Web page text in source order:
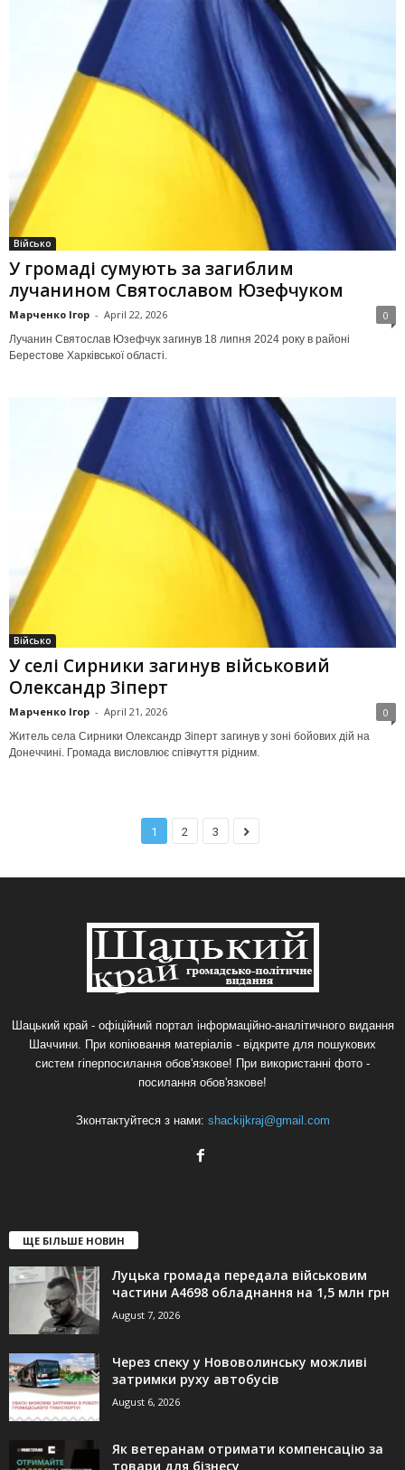
Військо
У громаді сумують за загиблим
лучанином Святославом Юзефчуком
Марченко Ігор - April 22, 2026 0
Лучанин Святослав Юзефчук загинув 18 липня 2024 року в районі
Берестове Харківської області.
Військо
У селі Сирники загинув військовий
Олександр Зіперт
Марченко Ігор - April 21, 2026 0
Житель села Сирники Олександр Зіперт загинув у зоні бойових дій на
Донеччині. Громада висловлює співчуття рідним.
1 2 3
Шацький край - офіційний портал інформаційно-аналітичного видання
Шаччини. При копіювання матеріалів - відкрите для пошукових
систем гіперпосилання обов'язкове! При використанні фото -
посилання обов'язкове!
Зконтактуйтеся з нами: shackijkraj@gmail.com
ЩЕ БІЛЬШЕ НОВИН
Луцька громада передала військовим
частини А4698 обладнання на 1,5 млн грн
August 7, 2026
Через спеку у Нововолинську можливі
затримки руху автобусів
August 6, 2026
Як ветеранам отримати компенсацію за
товари для бізнесу